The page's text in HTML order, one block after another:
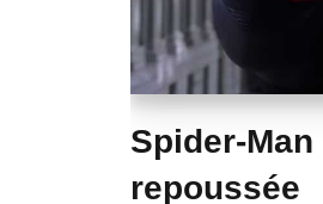
Spider-
repoussée